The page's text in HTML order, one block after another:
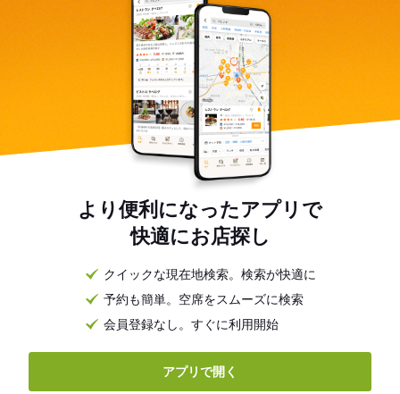
より便利になったアプリで
快適にお店探し
クイックな現在地検索。検索が快適に
予約も簡単。空席をスムーズに検索
会員登録なし。すぐに利用開始
アプリで開く